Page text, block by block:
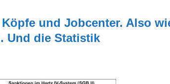
und Jobcenter. Also
Und die Statistik